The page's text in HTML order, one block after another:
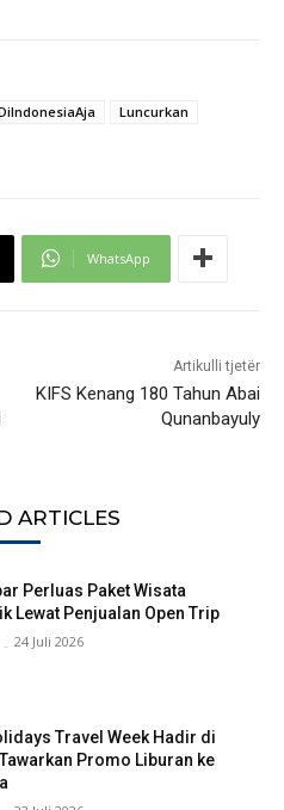
Luncurkan
WhatsApp
Artikulli tjetër
KIFS Kenang 180 Tahun Abai
Qunanbayuly
ARTICLES
Perluas Paket Wisata
Lewat Penjualan Open Trip
- 24 Juli 2026
Travel Week Hadir di
Promo Liburan ke